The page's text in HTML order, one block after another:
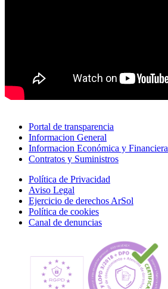
Portal de transparencia
Informacion General
Informacion Económica y Financiera
Contratos y Suministros
Política de Privacidad
Aviso Legal
Ejercicio de derechos ArSol
Política de cookies
Canal de denuncias